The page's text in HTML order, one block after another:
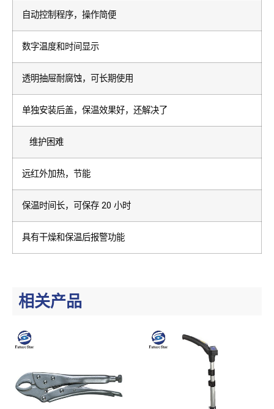
自动控制程序，操作简便
数字温度和时间显示
透明抽屉耐腐蚀，可长期使用
单独安装后盖，保温效果好，还解决了
维护困难
远红外加热，节能
保温时间长，可保存 20 小时
具有干燥和保温后报警功能
相关产品